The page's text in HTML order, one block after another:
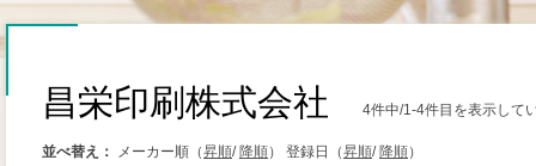
昌栄印刷株式会社 4件中/1-4件目を表示して
並べ替え： メーカー順（昇順/ 降順） 登録日（昇順/ 降順）